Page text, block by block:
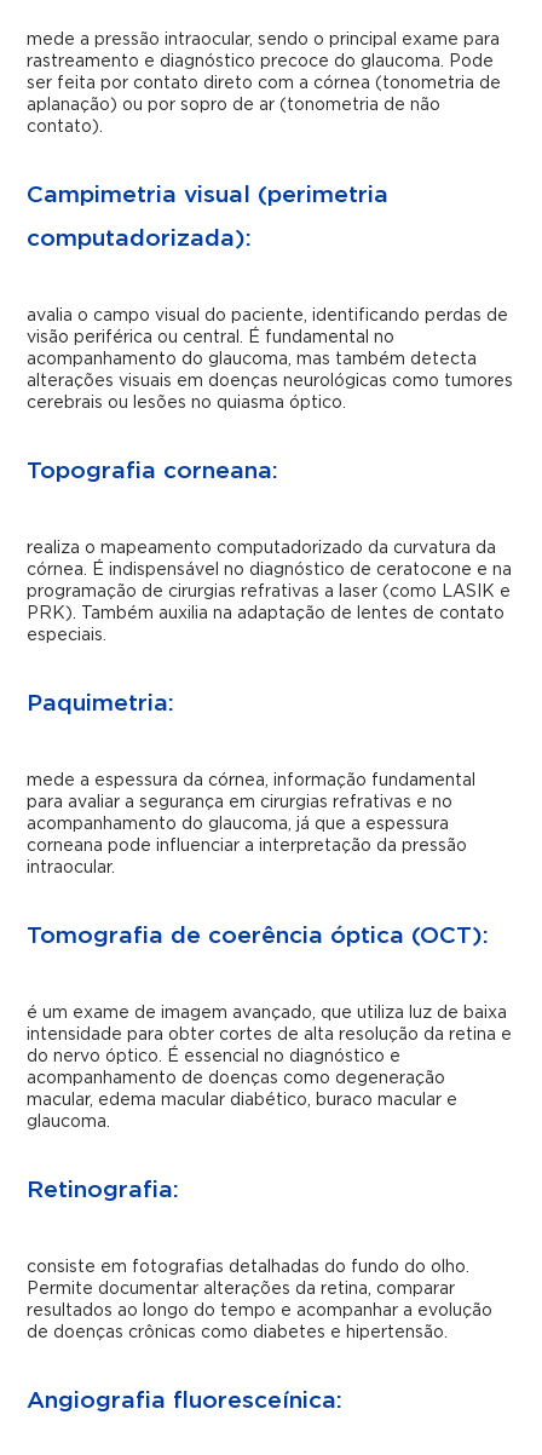
mede a pressão intraocular, sendo o principal exame para
rastreamento e diagnóstico precoce do glaucoma. Pode
ser feita por contato direto com a córnea (tonometria de
aplanação) ou por sopro de ar (tonometria de não
contato).
Campimetria visual (perimetria
computadorizada):
avalia o campo visual do paciente, identificando perdas de
visão periférica ou central. É fundamental no
acompanhamento do glaucoma, mas também detecta
alterações visuais em doenças neurológicas como tumores
cerebrais ou lesões no quiasma óptico.
Topografia corneana:
realiza o mapeamento computadorizado da curvatura da
córnea. É indispensável no diagnóstico de ceratocone e na
programação de cirurgias refrativas a laser (como LASIK e
PRK). Também auxilia na adaptação de lentes de contato
especiais.
Paquimetria:
mede a espessura da córnea, informação fundamental
para avaliar a segurança em cirurgias refrativas e no
acompanhamento do glaucoma, já que a espessura
corneana pode influenciar a interpretação da pressão
intraocular.
Tomografia de coerência óptica (OCT):
é um exame de imagem avançado, que utiliza luz de baixa
intensidade para obter cortes de alta resolução da retina e
do nervo óptico. É essencial no diagnóstico e
acompanhamento de doenças como degeneração
macular, edema macular diabético, buraco macular e
glaucoma.
Retinografia:
consiste em fotografias detalhadas do fundo do olho.
Permite documentar alterações da retina, comparar
resultados ao longo do tempo e acompanhar a evolução
de doenças crônicas como diabetes e hipertensão.
Angiografia fluoresceínica: